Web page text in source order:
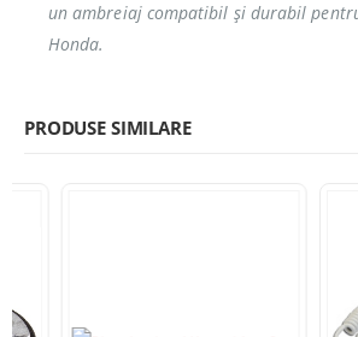
un ambreiaj compatibil și durabil
Honda.
PRODUSE SIMILARE